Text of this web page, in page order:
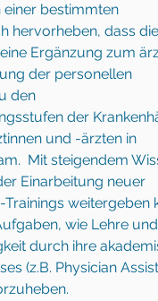
bestimmten
hervorheben, dass die
Ergänzung zum
der personellen
den
der
und -ärzten in
Mit steigendem
Einarbeitung neuer
weitergeben
wie Lehre und
durch ihre
(z.B. Physician